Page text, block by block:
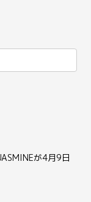
が4月9日